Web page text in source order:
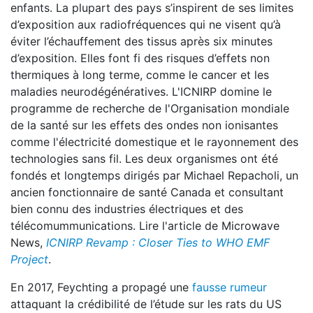
enfants. La plupart des pays s’inspirent de ses limites
d’exposition aux radiofréquences qui ne visent qu’à
éviter l’échauffement des tissus après six minutes
d’exposition. Elles font fi des risques d’effets non
thermiques à long terme, comme le cancer et les
maladies neurodégénératives. L'ICNIRP domine le
programme de recherche de l'Organisation mondiale
de la santé sur les effets des ondes non ionisantes
comme l'électricité domestique et le rayonnement des
technologies sans fil. Les deux organismes ont été
fondés et longtemps dirigés par Michael Repacholi, un
ancien fonctionnaire de santé Canada et consultant
bien connu des industries électriques et des
télécomummunications. Lire l'article de Microwave
News, ICNIRP Revamp : Closer Ties to WHO EMF
Project.
En 2017, Feychting a propagé une fausse rumeur
attaquant la crédibilité de l’étude sur les rats du US